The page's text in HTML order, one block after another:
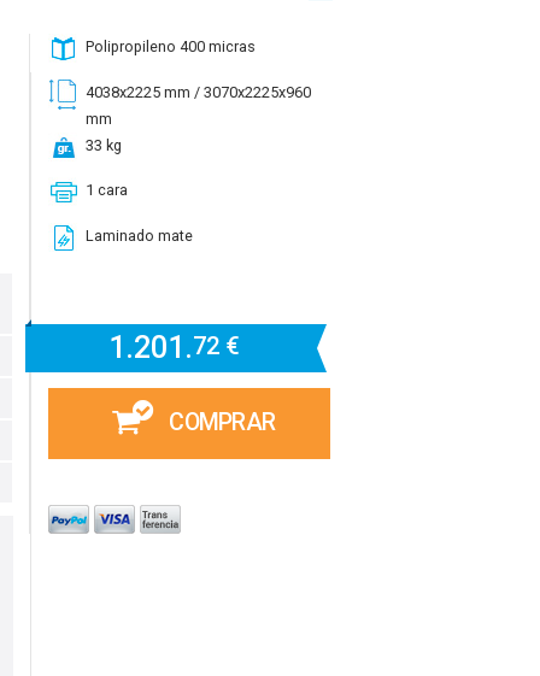
Polipropileno 400 micras
4038x2225 mm / 3070x2225x960
mm
33 kg
1 cara
Laminado mate
1.201.72 €
COMPRAR